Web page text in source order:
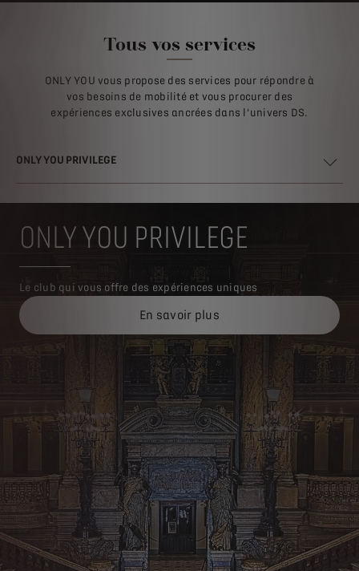
Tous vos services
ONLY YOU vous propose des services pour répondre à
vos besoins de mobilité et vous procurer des
expériences exclusives ancrées dans l’univers DS.
ONLY YOU PRIVILEGE
ONLY YOU PRIVILEGE
Le club qui vous offre des expériences uniques
En savoir plus